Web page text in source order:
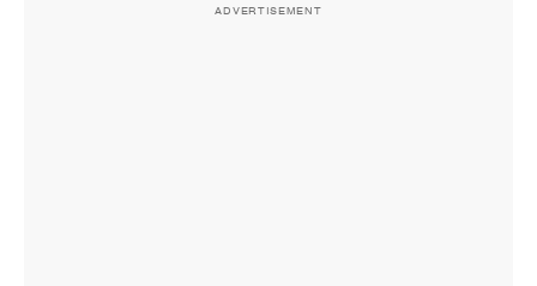
ADVERTISEMENT